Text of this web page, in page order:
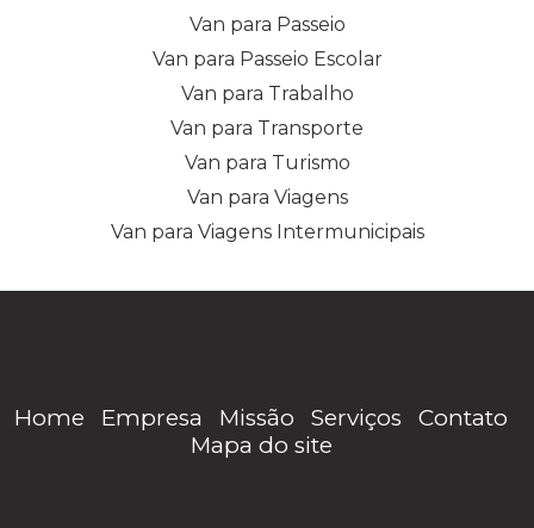
Van para Passeio
Van para Passeio Escolar
Van para Trabalho
Van para Transporte
Van para Turismo
Van para Viagens
Van para Viagens Intermunicipais
Home Empresa Missão Serviços
Contato
Mapa do site